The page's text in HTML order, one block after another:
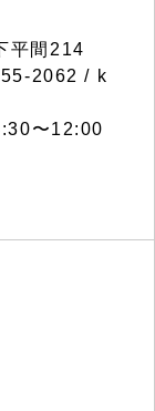
平間214
2062 / k
〜12:00